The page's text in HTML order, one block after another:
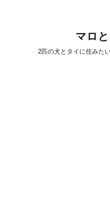
マロ
2匹の犬とタイに住みた